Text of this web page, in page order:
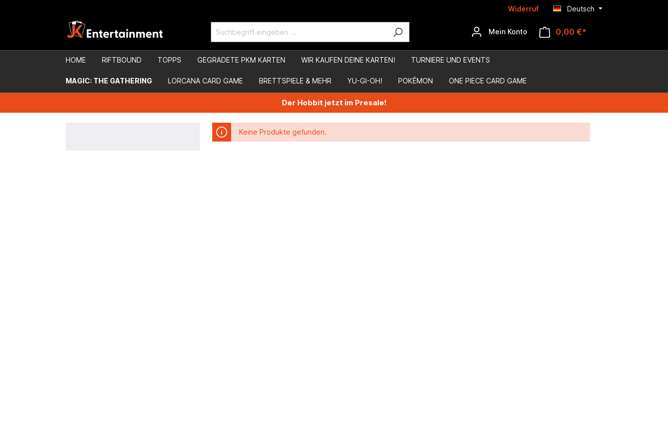
Widerruf Deutsch
Mein Konto 0,00 €*
HOME RIFTBOUND TOPPS GEGRADETE PKM KARTEN WIR KAUFEN DEINE KARTEN! TURNIERE UND EVENTS
MAGIC: THE GATHERING LORCANA CARD GAME BRETTSPIELE & MEHR YU-GI-OH! POKÉMON ONE PIECE CARD GAME
Der Hobbit jetzt im Presale!
Keine Produkte gefunden.